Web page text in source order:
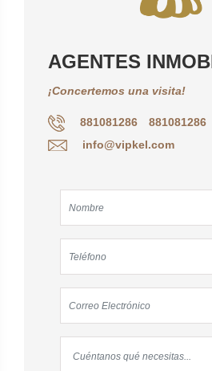
AGENTES
¡Concertemos una visita!
881081286 881081286
info@vipkel.com